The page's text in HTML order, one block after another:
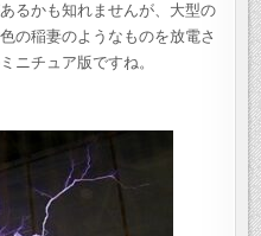
るかも知れませんが、大型の
の稲妻のようなものを放電さ
ニチュア版ですね。